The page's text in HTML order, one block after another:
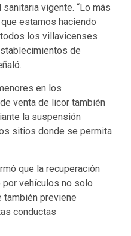
vigente. “Lo más
estamos haciendo
los villavicenses
de
en los
venta de licor también
la suspensión
sitios donde se permita
que la recuperación
vehículos no solo
también previene
conductas